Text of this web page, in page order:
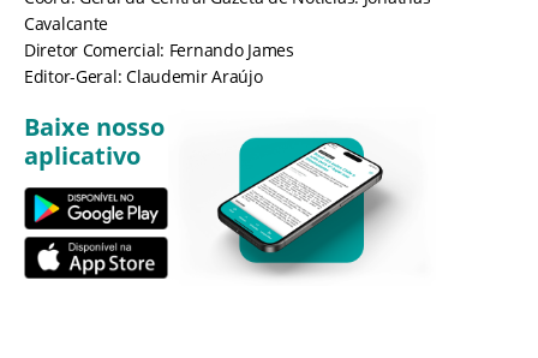
Cavalcante
Diretor Comercial: Fernando James
Editor-Geral: Claudemir Araújo
Baixe nosso
aplicativo